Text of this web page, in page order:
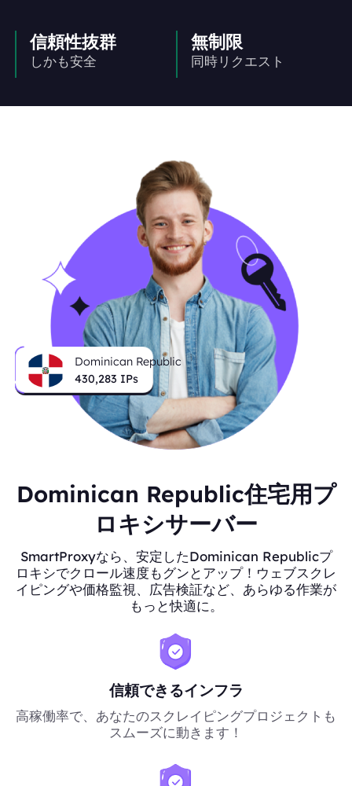
信頼性抜群
しかも安全
無制限
同時リクエスト
Dominican Republic
430,283 IPs
Dominican Republic住宅用プ
ロキシサーバー
SmartProxyなら、安定したDominican Republicプ
ロキシでクロール速度もグンとアップ！ウェブスクレ
イピングや価格監視、広告検証など、あらゆる作業が
もっと快適に。
信頼できるインフラ
高稼働率で、あなたのスクレイピングプロジェクトも
スムーズに動きます！